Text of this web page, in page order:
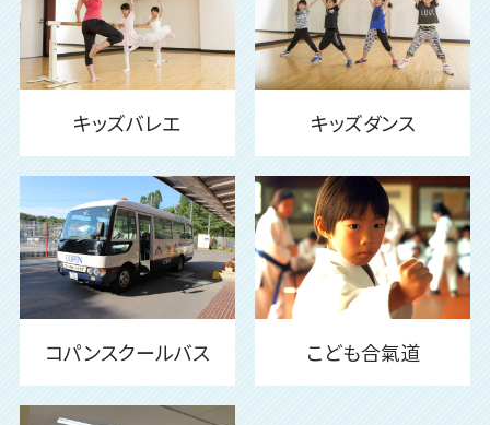
キッズバレエ キッズダンス
コパンスクールバス こども合氣道